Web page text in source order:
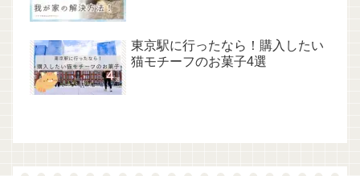
東京駅に行ったなら！購入したい
猫モチーフのお菓子4選